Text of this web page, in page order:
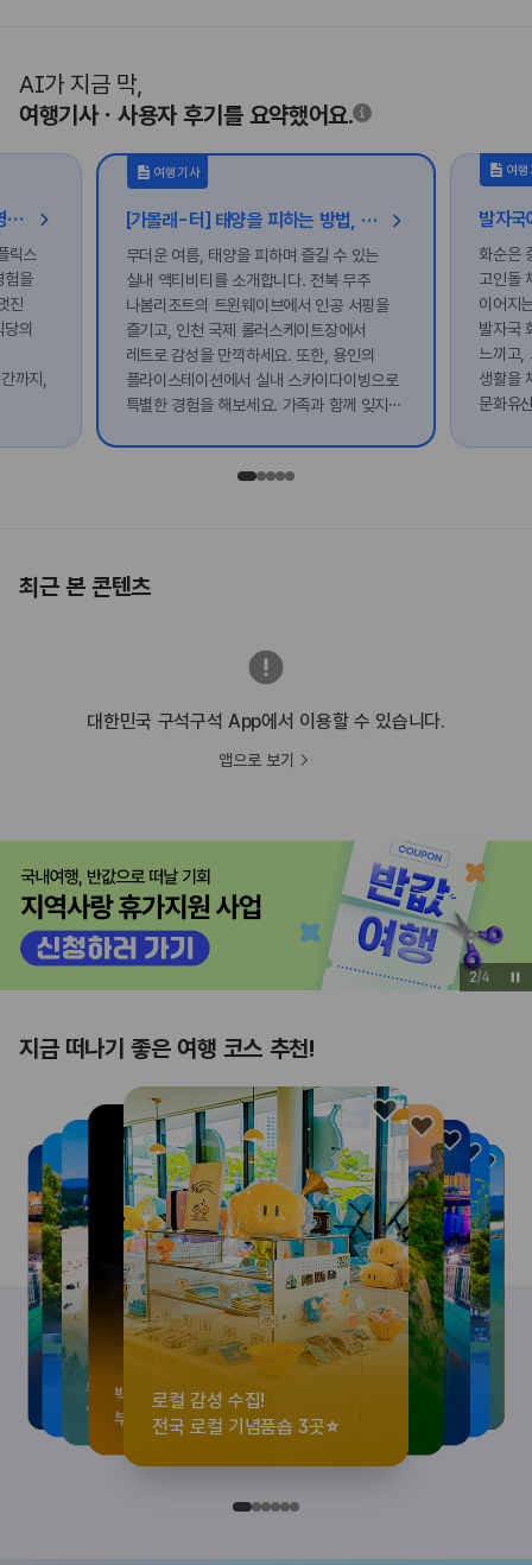
AI가 지금 막,
여행기사ㆍ사용자 후기를 요약했어요.
땅끝 해남 여행 :: 영화 〈호프〉 촬영지 남창리부터 넷플릭스 〈동궁〉 촬영지 도솔암 등
릭스
험을
진
의
까지,
여행기사
[가볼래-터] 태양을 피하는 방법, 실내 액티비티 여행
무더운 여름, 태양을 피하며 즐길 수 있는
실내 액티비티를 소개합니다. 전북 무주
나봄리조트의 트윈웨이브에서 인공 서핑을
즐기고, 인천 국제 롤러스케이트장에서
레트로 감성을 만끽하세요. 또한, 용인의
플라이스테이션에서 실내 스카이다이빙으로
특별한 경험을 해보세요. 가족과 함께 잊지
여
화순은
고인돌
이어지
발자국
느끼고,
생활을
문화유
있습니
최근 본 콘텐츠
대한민국 구석구석 App에서 이용할 수 있습니다.
앱으로 보기
3/4
지금 떠나기 좋은 여행 코스 추천!
로컬 감성 수집!
전국 로컬 기념품숍 3곳⭐
<호프>, <동궁> 여운 따라🎬
실속 있게 떠나는 해남 여행
우리말이 더 재미있어지는
세종 한글 여행
숲길부터 천년 고찰까지!
마음에 쉼을 더하는 부안
뚜벅이 여행자 주목🚶
양양 1박 2일 코스
백제의 숨결을 따라,
부여에서 만나는 여름
로컬 감성 수집!
전국 로컬 기념품숍 3곳⭐
<호프>, <동궁> 여운 따라🎬
실속 있게 떠나는 해남 여행
우리말이 더 재미있어지는
세종 한글 여행